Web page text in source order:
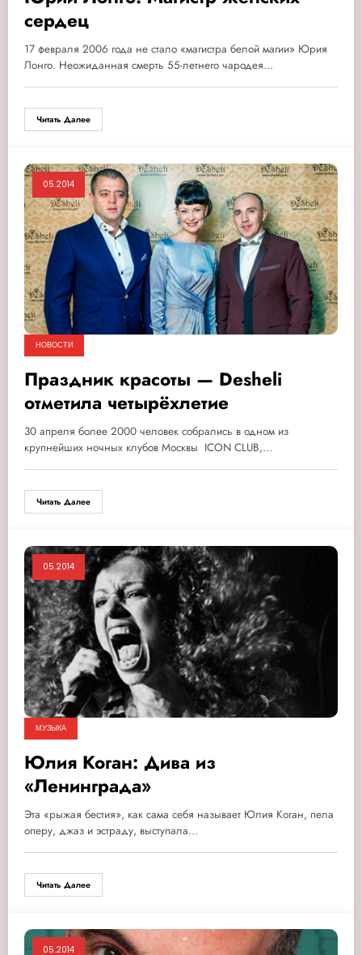
сердец
17 февраля 2006 года не стало «магистра белой магии» Юрия
Лонго. Неожиданная смерть 55-летнего чародея…
Читать Далее
05.2014
НОВОСТИ
Праздник красоты — Desheli
отметила четырёхлетие
30 апреля более 2000 человек собрались в одном из
крупнейших ночных клубов Москвы ICON CLUB,…
Читать Далее
05.2014
МУЗЫКА
Юлия Коган: Дива из
«Ленинграда»
Эта «рыжая бестия», как сама себя называет Юлия Коган, пела
оперу, джаз и эстраду, выступала…
Читать Далее
05.2014